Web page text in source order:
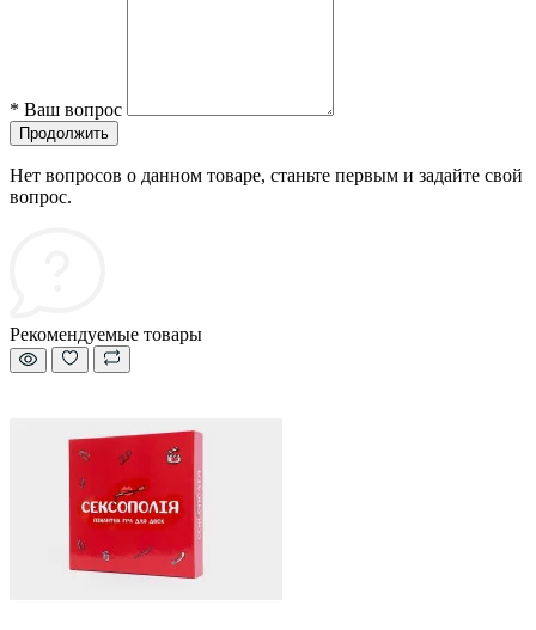
* Ваш вопрос
Продолжить
Нет вопросов о данном товаре, станьте первым и задайте свой
вопрос.
Рекомендуемые товары